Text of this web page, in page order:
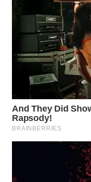
TANGERANG
BINJAI
WN
CIREBON
WN
INDRAMAYU